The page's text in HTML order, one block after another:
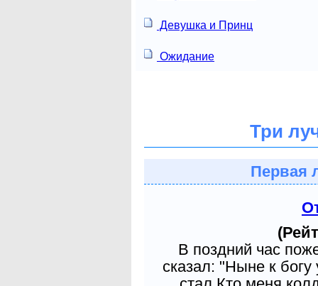
Девушка и Принц
Ожидание
Три
Первая
В поздний час
сказал: "Ныне к